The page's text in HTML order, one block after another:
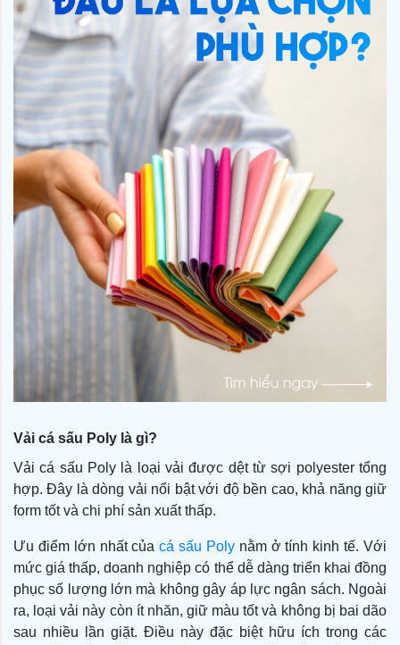
Vải cá sấu Poly là gì?
Vải cá sấu Poly là loại vải được dệt từ sợi polyester tổng
hợp. Đây là dòng vải nổi bật với độ bền cao, khả năng giữ
form tốt và chi phí sản xuất thấp.
Ưu điểm lớn nhất củacá sấu Poly nằm ở tính kinh tế. Với
mức giá thấp, doanh nghiệp có thể dễ dàng triển khai đồng
phục số lượng lớn mà không gây áp lực ngân sách. Ngoài
ra, loại vải này còn ít nhăn, giữ màu tốt và không bị bai dão
sau nhiều lần giặt. Điều này đặc biệt hữu ích trong các